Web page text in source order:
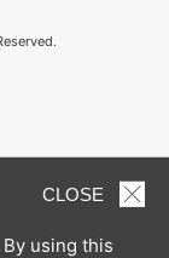
CLOSE
using this